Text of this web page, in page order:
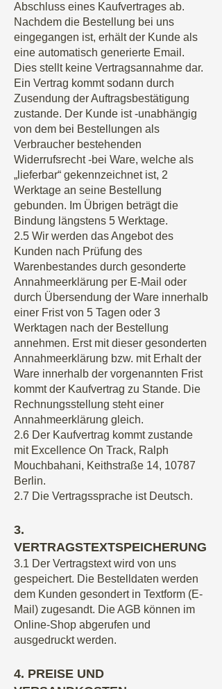
Abschluss eines Kaufvertrages ab.
Nachdem die Bestellung bei uns
eingegangen ist, erhält der Kunde als
eine automatisch generierte Email.
Dies stellt keine Vertragsannahme dar.
Ein Vertrag kommt sodann durch
Zusendung der Auftragsbestätigung
zustande. Der Kunde ist -unabhängig
von dem bei Bestellungen als
Verbraucher bestehenden
Widerrufsrecht -bei Ware, welche als
„lieferbar“ gekennzeichnet ist, 2
Werktage an seine Bestellung
gebunden. Im Übrigen beträgt die
Bindung längstens 5 Werktage.
2.5 Wir werden das Angebot des
Kunden nach Prüfung des
Warenbestandes durch gesonderte
Annahmeerklärung per E-Mail oder
durch Übersendung der Ware innerhalb
einer Frist von 5 Tagen oder 3
Werktagen nach der Bestellung
annehmen. Erst mit dieser gesonderten
Annahmeerklärung bzw. mit Erhalt der
Ware innerhalb der vorgenannten Frist
kommt der Kaufvertrag zu Stande. Die
Rechnungsstellung steht einer
Annahmeerklärung gleich.
2.6 Der Kaufvertrag kommt zustande
mit Excellence On Track, Ralph
Mouchbahani, Keithstraße 14, 10787
Berlin.
2.7 Die Vertragssprache ist Deutsch.
3.
VERTRAGSTEXTSPEICHERUNG
3.1 Der Vertragstext wird von uns
gespeichert. Die Bestelldaten werden
dem Kunden gesondert in Textform (E-
Mail) zugesandt. Die AGB können im
Online-Shop abgerufen und
ausgedruckt werden.
4. PREISE UND